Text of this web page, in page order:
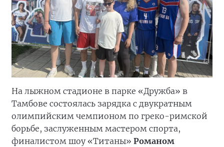
На лыжном стадионе в парке «Дружба» в
Тамбове состоялась зарядка с двукратным
олимпийским чемпионом по греко-римской
борьбе, заслуженным мастером спорта,
финалистом шоу «Титаны» Романом